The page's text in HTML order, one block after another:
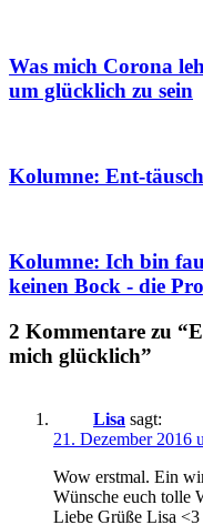
Was mich Corona
um glücklich zu sein
Kolumne: Ent-
Kolumne: Ich bin
keinen Bock - die
2 Kommentare zu
mich glücklich”
Lisa sagt:
21. Dezember 2016
Wow erstmal. Ein
Wünsche euch tolle
Liebe Grüße Lisa <3